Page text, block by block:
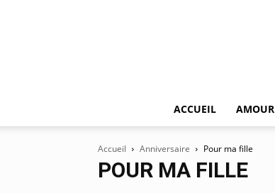
ACCUEIL AMOUR
Accueil Anniversaire Pour ma fille
POUR MA FILLE